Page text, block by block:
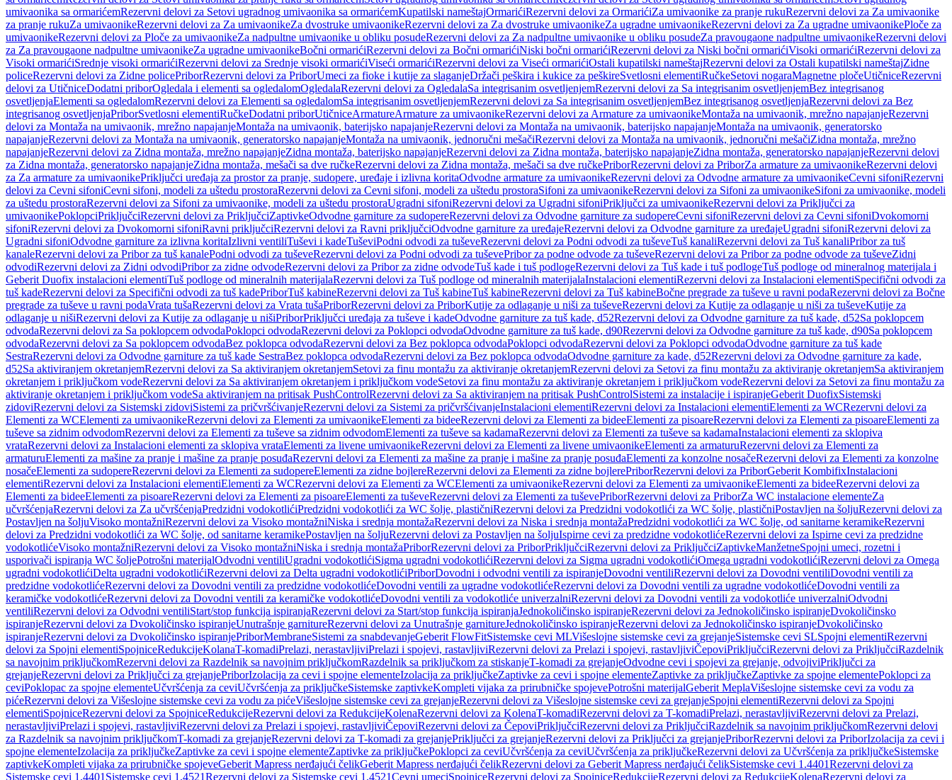
umivaonika sa ormarićemRezervni delovi za Setovi ugradnog umivaonika sa ormarićemKupatilski nameštajOrmarićiRezervni delovi za OrmarićiZa umivaonike za pranje rukuRezervni delovi za Za umivaonike
za pranje rukuZa umivaonikeRezervni delovi za Za umivaonikeZa dvostruke umivaonikeRezervni delovi za Za dvostruke umivaonikeZa ugradne umivaonikeRezervni delovi za Za ugradne umivaonikePloče za
umivaonikeRezervni delovi za Ploče za umivaonikeZa nadpultne umivaonike u obliku posudeRezervni delovi za Za nadpultne umivaonike u obliku posudeZa pravougaone nadpultne umivaonikeRezervni delovi
za Za pravougaone nadpultne umivaonikeZa ugradne umivaonikeBočni ormarićiRezervni delovi za Bočni ormarićiNiski bočni ormarićiRezervni delovi za Niski bočni ormarićiVisoki ormarićiRezervni delovi za
Visoki ormarićiSrednje visoki ormarićiRezervni delovi za Srednje visoki ormarićiViseći ormarićiRezervni delovi za Viseći ormarićiOstali kupatilski nameštajRezervni delovi za Ostali kupatilski nameštajZidne
policeRezervni delovi za Zidne policePriborRezervni delovi za PriborUmeci za fioke i kutije za slaganjeDržači peškira i kukice za peškireSvetlosni elementiRučkeSetovi nogaraMagnetne pločeUtičniceRezervni
delovi za UtičniceDodatni priborOgledala i elementi sa ogledalomOgledalaRezervni delovi za OgledalaSa integrisanim osvetljenjemRezervni delovi za Sa integrisanim osvetljenjemBez integrisanog
osvetljenjaElementi sa ogledalomRezervni delovi za Elementi sa ogledalomSa integrisanim osvetljenjemRezervni delovi za Sa integrisanim osvetljenjemBez integrisanog osvetljenjaRezervni delovi za Bez
integrisanog osvetljenjaPriborSvetlosni elementiRučkeDodatni priborUtičniceArmatureArmature za umivaonikeRezervni delovi za Armature za umivaonikeMontaža na umivaonik, mrežno napajanjeRezervni
delovi za Montaža na umivaonik, mrežno napajanjeMontaža na umivaonik, baterijsko napajanjeRezervni delovi za Montaža na umivaonik, baterijsko napajanjeMontaža na umivaonik, generatorsko
napajanjeRezervni delovi za Montaža na umivaonik, generatorsko napajanjeMontaža na umivaonik, jednoručni mešačiRezervni delovi za Montaža na umivaonik, jednoručni mešačiZidna montaža, mrežno
napajanjeRezervni delovi za Zidna montaža, mrežno napajanjeZidna montaža, baterijsko napajanjeRezervni delovi za Zidna montaža, baterijsko napajanjeZidna montaža, generatorsko napajanjeRezervni delovi
za Zidna montaža, generatorsko napajanjeZidna montaža, mešači sa dve ručkeRezervni delovi za Zidna montaža, mešači sa dve ručkePriborRezervni delovi za PriborZa armature za umivaonikeRezervni delovi
za Za armature za umivaonikePriključci uređaja za prostor za pranje, sudopere, uređaje i izlivna koritaOdvodne armature za umivaonikeRezervni delovi za Odvodne armature za umivaonikeCevni sifoniRezervni
delovi za Cevni sifoniCevni sifoni, modeli za uštedu prostoraRezervni delovi za Cevni sifoni, modeli za uštedu prostoraSifoni za umivaonikeRezervni delovi za Sifoni za umivaonikeSifoni za umivaonike, modeli
za uštedu prostoraRezervni delovi za Sifoni za umivaonike, modeli za uštedu prostoraUgradni sifoniRezervni delovi za Ugradni sifoniPriključci za umivaonikeRezervni delovi za Priključci za
umivaonikePoklopciPriključciRezervni delovi za PriključciZaptivkeOdvodne garniture za sudopereRezervni delovi za Odvodne garniture za sudopereCevni sifoniRezervni delovi za Cevni sifoniDvokomorni
sifoniRezervni delovi za Dvokomorni sifoniRavni priključciRezervni delovi za Ravni priključciOdvodne garniture za uređajeRezervni delovi za Odvodne garniture za uređajeUgradni sifoniRezervni delovi za
Ugradni sifoniOdvodne garniture za izlivna koritaIzlivni ventiliTuševi i kadeTuševiPodni odvodi za tuševeRezervni delovi za Podni odvodi za tuševeTuš kanaliRezervni delovi za Tuš kanaliPribor za tuš
kanaleRezervni delovi za Pribor za tuš kanalePodni odvodi za tuševeRezervni delovi za Podni odvodi za tuševePribor za podne odvode za tuševeRezervni delovi za Pribor za podne odvode za tuševeZidni
odvodiRezervni delovi za Zidni odvodiPribor za zidne odvodeRezervni delovi za Pribor za zidne odvodeTuš kade i tuš podlogeRezervni delovi za Tuš kade i tuš podlogeTuš podloge od mineralnog materijala i
Geberit Duofix instalacioni elementiTuš podloge od mineralnih materijalaRezervni delovi za Tuš podloge od mineralnih materijalaInstalacioni elementiRezervni delovi za Instalacioni elementiSpecifični odvodi za
tuš kadeRezervni delovi za Specifični odvodi za tuš kadePriborTuš kabineRezervni delovi za Tuš kabineTuš kabineRezervni delovi za Tuš kabineBočne pregrade za tuševe u ravni podaRezervni delovi za Bočne
pregrade za tuševe u ravni podaVrata tušaRezervni delovi za Vrata tušaPriborRezervni delovi za PriborKutije za odlaganje u niši za tuševeRezervni delovi za Kutije za odlaganje u niši za tuševeKutije za
odlaganje u nišiRezervni delovi za Kutije za odlaganje u nišiPriborPriključci uređaja za tuševe i kadeOdvodne garniture za tuš kade, d52Rezervni delovi za Odvodne garniture za tuš kade, d52Sa poklopcem
odvodaRezervni delovi za Sa poklopcem odvodaPoklopci odvodaRezervni delovi za Poklopci odvodaOdvodne garniture za tuš kade, d90Rezervni delovi za Odvodne garniture za tuš kade, d90Sa poklopcem
odvodaRezervni delovi za Sa poklopcem odvodaBez poklopca odvodaRezervni delovi za Bez poklopca odvodaPoklopci odvodaRezervni delovi za Poklopci odvodaOdvodne garniture za tuš kade
SestraRezervni delovi za Odvodne garniture za tuš kade SestraBez poklopca odvodaRezervni delovi za Bez poklopca odvodaOdvodne garniture za kade, d52Rezervni delovi za Odvodne garniture za kade,
d52Sa aktiviranjem okretanjemRezervni delovi za Sa aktiviranjem okretanjemSetovi za finu montažu za aktiviranje okretanjemRezervni delovi za Setovi za finu montažu za aktiviranje okretanjemSa aktiviranjem
okretanjem i priključkom vodeRezervni delovi za Sa aktiviranjem okretanjem i priključkom vodeSetovi za finu montažu za aktiviranje okretanjem i priključkom vodeRezervni delovi za Setovi za finu montažu za
aktiviranje okretanjem i priključkom vodeSa aktiviranjem na pritisak PushControlRezervni delovi za Sa aktiviranjem na pritisak PushControlSistemi za instalacije i ispiranjeGeberit DuofixSistemski
zidoviRezervni delovi za Sistemski zidoviSistemi za pričvršćivanjeRezervni delovi za Sistemi za pričvršćivanjeInstalacioni elementiRezervni delovi za Instalacioni elementiElementi za WCRezervni delovi za
Elementi za WCElementi za umivaonikeRezervni delovi za Elementi za umivaonikeElementi za bideeRezervni delovi za Elementi za bideeElementi za pisoareRezervni delovi za Elementi za pisoareElementi za
tuševe sa zidnim odvodomRezervni delovi za Elementi za tuševe sa zidnim odvodomElementi za tuševe sa kadamaRezervni delovi za Elementi za tuševe sa kadamaInstalacioni elementi za sklopiva
vrataRezervni delovi za Instalacioni elementi za sklopiva vrataElementi za livene umivaonikeRezervni delovi za Elementi za livene umivaonikeElementi za armaturuRezervni delovi za Elementi za
armaturuElementi za mašine za pranje i mašine za pranje posuđaRezervni delovi za Elementi za mašine za pranje i mašine za pranje posuđaElementi za konzolne nosačeRezervni delovi za Elementi za konzolne
nosačeElementi za sudopereRezervni delovi za Elementi za sudopereElementi za zidne bojlereRezervni delovi za Elementi za zidne bojlerePriborRezervni delovi za PriborGeberit KombifixInstalacioni
elementiRezervni delovi za Instalacioni elementiElementi za WCRezervni delovi za Elementi za WCElementi za umivaonikeRezervni delovi za Elementi za umivaonikeElementi za bideeRezervni delovi za
Elementi za bideeElementi za pisoareRezervni delovi za Elementi za pisoareElementi za tuševeRezervni delovi za Elementi za tuševePriborRezervni delovi za PriborZa WC instalacione elementeZa
učvršćenjaRezervni delovi za Za učvršćenjaPredzidni vodokotlićiPredzidni vodokotlići za WC šolje, plastičniRezervni delovi za Predzidni vodokotlići za WC šolje, plastičniPostavljen na šoljuRezervni delovi za
Postavljen na šoljuVisoko montažniRezervni delovi za Visoko montažniNiska i srednja montažaRezervni delovi za Niska i srednja montažaPredzidni vodokotlići za WC šolje, od sanitarne keramikeRezervni
delovi za Predzidni vodokotlići za WC šolje, od sanitarne keramikePostavljen na šoljuRezervni delovi za Postavljen na šoljuIspirne cevi za predzidne vodokotlićeRezervni delovi za Ispirne cevi za predzidne
vodokotlićeVisoko montažniRezervni delovi za Visoko montažniNiska i srednja montažaPriborRezervni delovi za PriborPriključciRezervni delovi za PriključciZaptivkeManžetneSpojni umeci, rozetni i
usporivači ispiranja WC šoljePotrošni materijalOdvodni ventiliUgradni vodokotlićiSigma ugradni vodokotlićiRezervni delovi za Sigma ugradni vodokotlićiOmega ugradni vodokotlićiRezervni delovi za Omega
ugradni vodokotlićiDelta ugradni vodokotlićiRezervni delovi za Delta ugradni vodokotlićiPriborDovodni i odvodni ventili za ispiranjeDovodni ventiliRezervni delovi za Dovodni ventiliDovodni ventili za
predzidne vodokotlićeRezervni delovi za Dovodni ventili za predzidne vodokotlićeDovodni ventili za ugradne vodokotlićeRezervni delovi za Dovodni ventili za ugradne vodokotlićeDovodni ventili za
keramičke vodokotlićeRezervni delovi za Dovodni ventili za keramičke vodokotlićeDovodni ventili za vodokotliće univerzalniRezervni delovi za Dovodni ventili za vodokotliće univerzalniOdvodni
ventiliRezervni delovi za Odvodni ventiliStart/stop funkcija ispiranjaRezervni delovi za Start/stop funkcija ispiranjaJednokoličinsko ispiranjeRezervni delovi za Jednokoličinsko ispiranjeDvokoličinsko
ispiranjeRezervni delovi za Dvokoličinsko ispiranjeUnutrašnje garnitureRezervni delovi za Unutrašnje garnitureJednokoličinsko ispiranjeRezervni delovi za Jednokoličinsko ispiranjeDvokoličinsko
ispiranjeRezervni delovi za Dvokoličinsko ispiranjePriborMembraneSistemi za snabdevanjeGeberit FlowFitSistemske cevi MLVišeslojne sistemske cevi za grejanjeSistemske cevi SLSpojni elementiRezervni
delovi za Spojni elementiSpojniceRedukcijeKolanaT-komadiPrelazi, nerastavljiviPrelazi i spojevi, rastavljiviRezervni delovi za Prelazi i spojevi, rastavljiviČepoviPriključciRezervni delovi za PriključciRazdelnik
sa navojnim priključkomRezervni delovi za Razdelnik sa navojnim priključkomRazdelnik sa priključkom za stiskanjeT-komadi za grejanjeOdvodne cevi i spojevi za grejanje, odvojiviPriključci za
grejanjeRezervni delovi za Priključci za grejanjePriborIzolacija za cevi i spojne elementeIzolacija za priključkeZaptivke za cevi i spojne elementeZaptivke za priključkeZaptivke za spojne elementePoklopci za
ceviPoklopac za spojne elementeUčvršćenja za ceviUčvršćenja za priključkeSistemske zaptivkeKompleti vijaka za prirubničke spojevePotrošni materijalGeberit MeplaVišeslojne sistemske cevi za vodu za
pićeRezervni delovi za Višeslojne sistemske cevi za vodu za pićeVišeslojne sistemske cevi za grejanjeRezervni delovi za Višeslojne sistemske cevi za grejanjeSpojni elementiRezervni delovi za Spojni
elementiSpojniceRezervni delovi za SpojniceRedukcijeRezervni delovi za RedukcijeKolenaRezervni delovi za KolenaT-komadiRezervni delovi za T-komadiPrelazi, nerastavljiviRezervni delovi za Prelazi,
nerastavljiviPrelazi i spojevi, rastavljiviRezervni delovi za Prelazi i spojevi, rastavljiviČepoviRezervni delovi za ČepoviPriključciRezervni delovi za PriključciRazdelnik sa navojnim priključkomRezervni delovi
za Razdelnik sa navojnim priključkomT-komadi za grejanjeRezervni delovi za T-komadi za grejanjePriključci za grejanjeRezervni delovi za Priključci za grejanjePriborRezervni delovi za PriborIzolacija za cevi i
spojne elementeIzolacija za priključkeZaptivke za cevi i spojne elementeZaptivke za priključkePoklopci za ceviUčvršćenja za ceviUčvršćenja za priključkeRezervni delovi za Učvršćenja za priključkeSistemske
zaptivkeKompleti vijaka za prirubničke spojeveGeberit Mapress nerđajući čelikGeberit Mapress nerđajući čelikRezervni delovi za Geberit Mapress nerđajući čelikSistemske cevi 1.4401Rezervni delovi za
Sistemske cevi 1.4401 Sistemske cevi 1.4521Rezervni delovi za Sistemske cevi 1.4521Cevni umeciSpojniceRezervni delovi za SpojniceRedukcijeRezervni delovi za RedukcijeKolenaRezervni delovi za